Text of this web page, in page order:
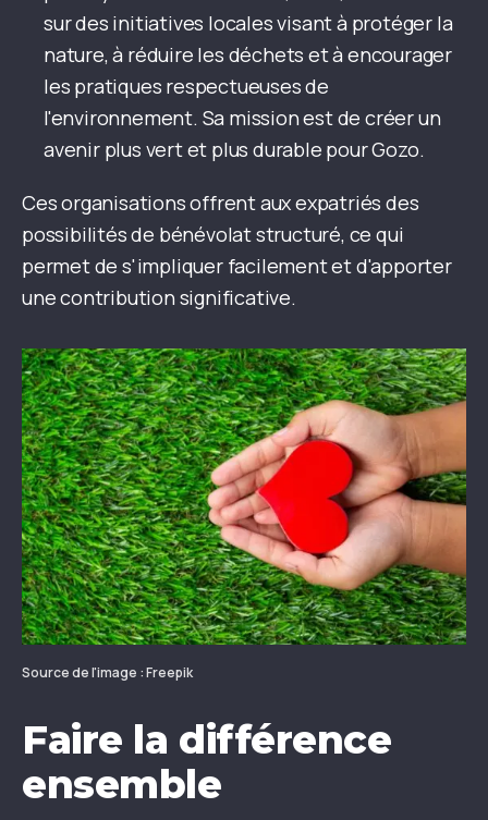
sur des initiatives locales visant à protéger la
nature, à réduire les déchets et à encourager
les pratiques respectueuses de
l'environnement. Sa mission est de créer un
avenir plus vert et plus durable pour Gozo.
Ces organisations offrent aux expatriés des
possibilités de bénévolat structuré, ce qui
permet de s'impliquer facilement et d'apporter
une contribution significative.
Source de l'image : Freepik
Faire la différence
ensemble